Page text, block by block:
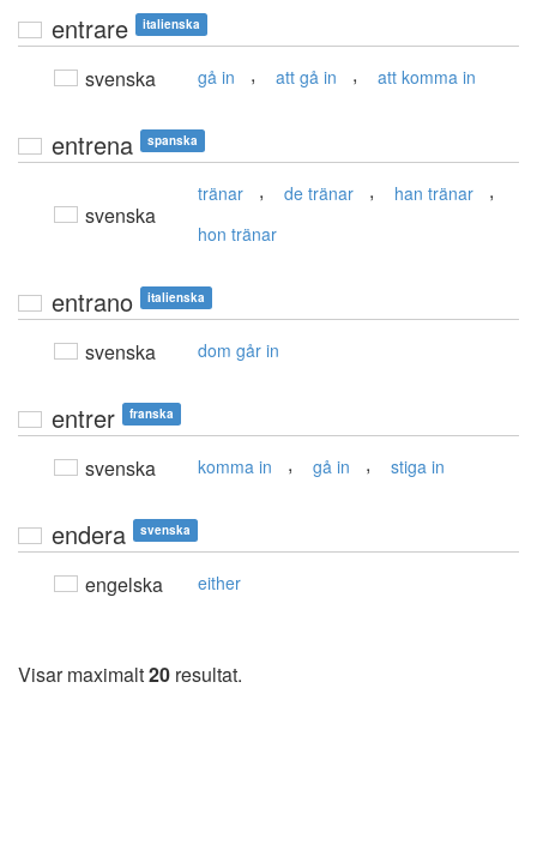
entrare italienska
svenska gå in , att gå in , att komma in
entrena spanska
svenska
tränar , de tränar , han tränar ,
hon tränar
entrano italienska
svenska dom går in
entrer franska
svenska komma in , gå in , stiga in
endera svenska
engelska either
Visar maximalt20 resultat.